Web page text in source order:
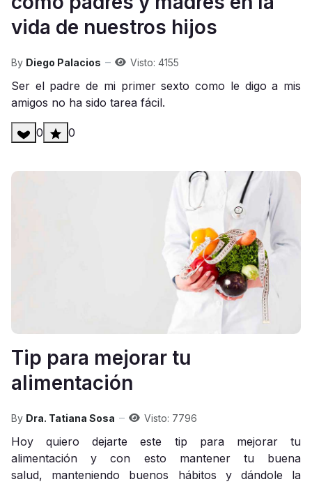
vida de nuestros hijos
By Diego Palacios Visto: 4155
Ser el padre de mi primer sexto como le digo a mis
amigos no ha sido tarea fácil.
0 0
Tip para mejorar tu
alimentación
By Dra. Tatiana Sosa Visto: 7796
Hoy quiero dejarte este tip para mejorar tu
alimentación y con esto mantener tu buena
salud, manteniendo buenos hábitos y dándole la